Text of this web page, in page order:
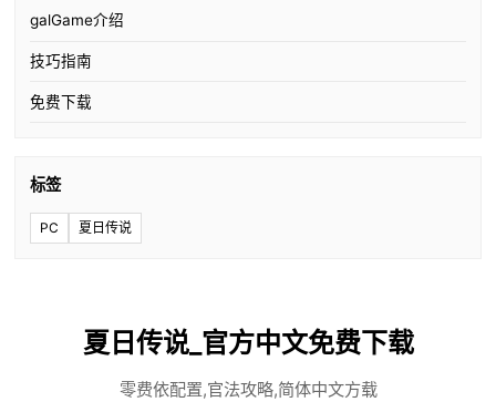
galGame介绍
技巧指南
免费下载
标签
PC 夏日传说
夏日传说_官方中文免费下载
零费依配置,官法攻略,简体中文方载